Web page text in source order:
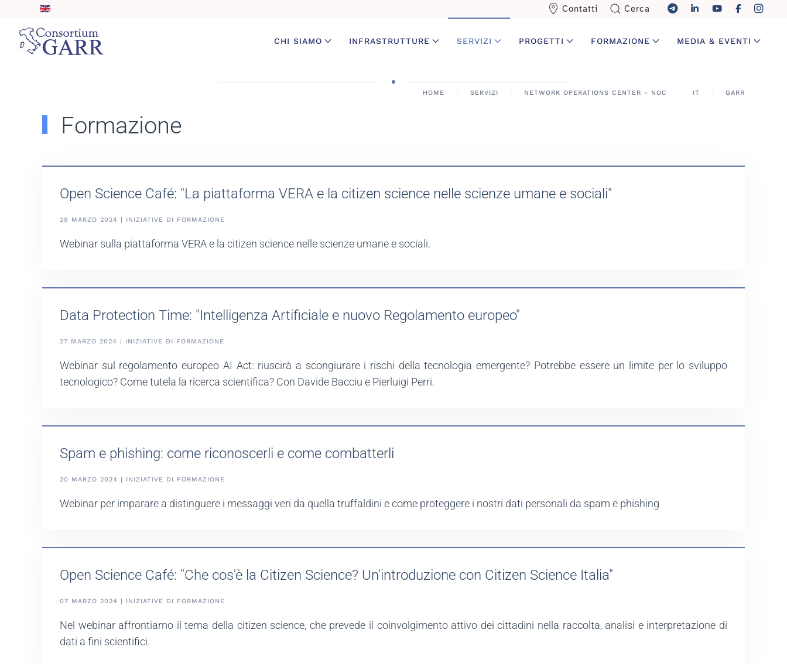
Skip to main content
Contatti Cerca
CHI SIAMO INFRASTRUTTURE SERVIZI PROGETTI FORMAZIONE MEDIA & EVENTI
HOME SERVIZI NETWORK OPERATIONS CENTER - NOC IT GARR
Formazione
Open Science Café: "La piattaforma VERA e la citizen science nelle scienze umane e sociali"
29 MARZO 2024 | INIZIATIVE DI FORMAZIONE
Webinar sulla piattaforma VERA e la citizen science nelle scienze umane e sociali.
Data Protection Time: "Intelligenza Artificiale e nuovo Regolamento europeo"
27 MARZO 2024 | INIZIATIVE DI FORMAZIONE
Webinar sul regolamento europeo AI Act: riuscirà a scongiurare i rischi della tecnologia emergente? Potrebbe essere un limite per lo sviluppo
tecnologico? Come tutela la ricerca scientifica? Con Davide Bacciu e Pierluigi Perri.
Spam e phishing: come riconoscerli e come combatterli
20 MARZO 2024 | INIZIATIVE DI FORMAZIONE
Webinar per imparare a distinguere i messaggi veri da quella truffaldini e come proteggere i nostri dati personali da spam e phishing
Open Science Café: "Che cos'è la Citizen Science? Un'introduzione con Citizen Science Italia"
07 MARZO 2024 | INIZIATIVE DI FORMAZIONE
Nel webinar affrontiamo il tema della citizen science, che prevede il coinvolgimento attivo dei cittadini nella raccolta, analisi e interpretazione di
dati a fini scientifici.